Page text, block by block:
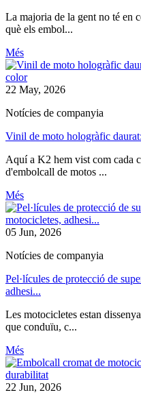
La majoria de la gent no té en
què els embol...
Més
22 May, 2026
Notícies de companyia
Vinil de moto hologràfic
Aquí a K2 hem vist com cada
d'embolcall de motos ...
Més
05 Jun, 2026
Notícies de companyia
Pel·lícules de protecció de
adhesi...
Les motocicletes estan
que conduïu, c...
Més
22 Jun, 2026